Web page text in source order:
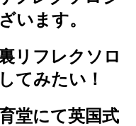
います。
リフレクソロ
てみたい！
堂にて英国式